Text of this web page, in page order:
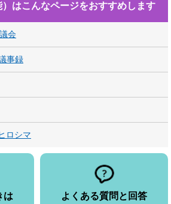
）はこんなページをおすすめします
会
事録
ロシマ
は よくある質問と回答